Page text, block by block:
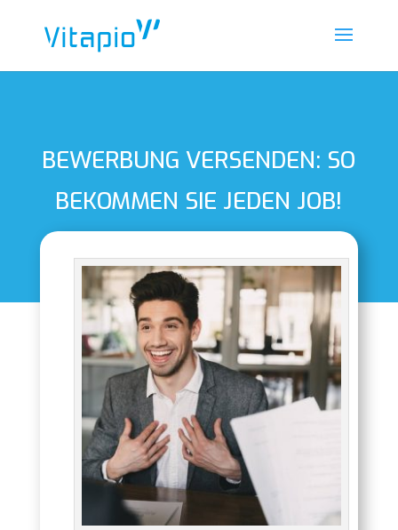
BEWERBUNG VERSENDEN: SO
BEKOMMEN SIE JEDEN JOB!